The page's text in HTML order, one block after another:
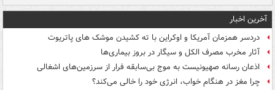
آخرین اخبار
دردسر همزمان آمریکا و اوکراین با ته کشیدن موشک های پاتریوت
آثار مخرب مصرف الکل و سیگار در بروز بیماری‌ها
اذعان رسانه صهیونیست به موج بی‌سابقه فرار از سرزمین‌های اشغالی
چرا مغز در هنگام خواب، انرژی خود را خالی می‌کند؟